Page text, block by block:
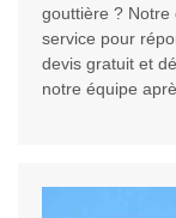
gouttière ? Notre
service pour
devis gratuit et
notre équipe